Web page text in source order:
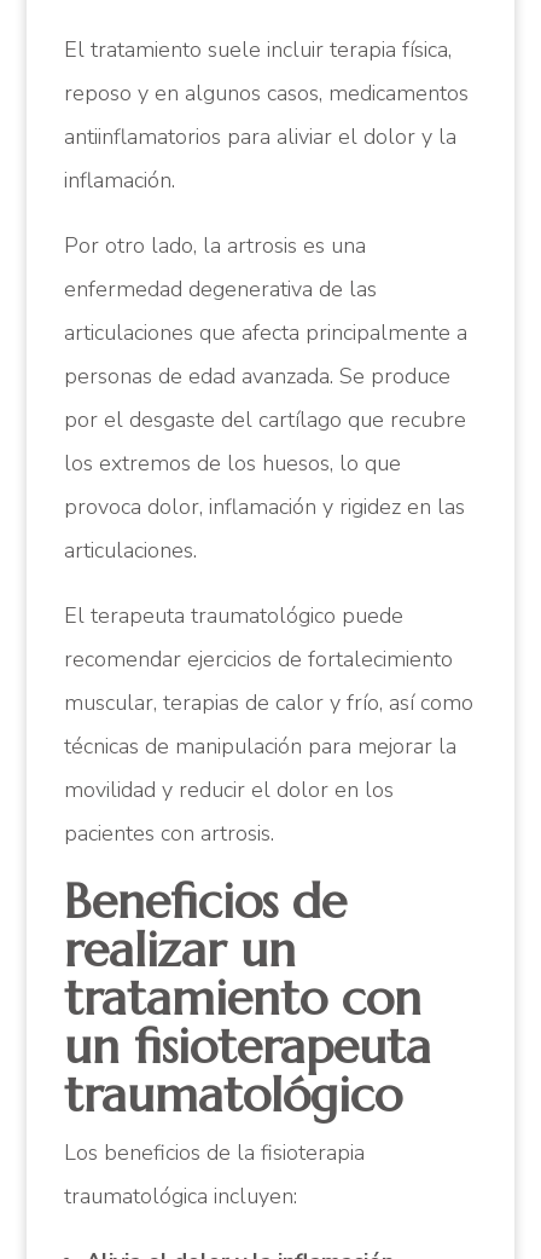
El tratamiento suele incluir terapia física,
reposo y en algunos casos, medicamentos
antiinflamatorios para aliviar el dolor y la
inflamación.
Por otro lado, la artrosis es una
enfermedad degenerativa de las
articulaciones que afecta principalmente a
personas de edad avanzada. Se produce
por el desgaste del cartílago que recubre
los extremos de los huesos, lo que
provoca dolor, inflamación y rigidez en las
articulaciones.
El terapeuta traumatológico puede
recomendar ejercicios de fortalecimiento
muscular, terapias de calor y frío, así como
técnicas de manipulación para mejorar la
movilidad y reducir el dolor en los
pacientes con artrosis.
Beneficios de
realizar un
tratamiento con
un fisioterapeuta
traumatológico
Los beneficios de la fisioterapia
traumatológica incluyen: